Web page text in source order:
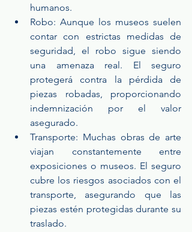
humanos.
Robo: Aunque los museos suelen
contar con estrictas medidas de
seguridad, el robo sigue siendo
una amenaza real. El seguro
protegerá contra la pérdida de
piezas robadas, proporcionando
indemnización por el valor
asegurado.
Transporte: Muchas obras de arte
viajan constantemente entre
exposiciones o museos. El seguro
cubre los riesgos asociados con el
transporte, asegurando que las
piezas estén protegidas durante su
traslado.